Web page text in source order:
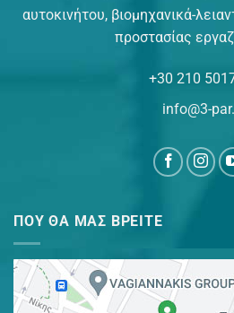
αυτοκινήτου, βιομηχανικά-
προστασίας
+30 210
info@3-
ΠΟΥ ΘΑ ΜΑΣ ΒΡΕΊΤΕ